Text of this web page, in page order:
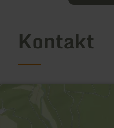
Kontakt